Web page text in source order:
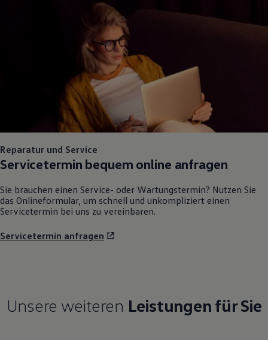
75 Jahre Bulli Jubiläum
Bulli Magazin
Fahrzeugabholung ab Werk
Reparatur und Service
Servicetermin bequem online anfragen
Sie brauchen einen Service- oder Wartungstermin? Nutzen Sie
das Onlineformular, um schnell und unkompliziert einen
Servicetermin bei uns zu vereinbaren.
Servicetermin anfragen
Unsere weiteren Leistungen für Sie